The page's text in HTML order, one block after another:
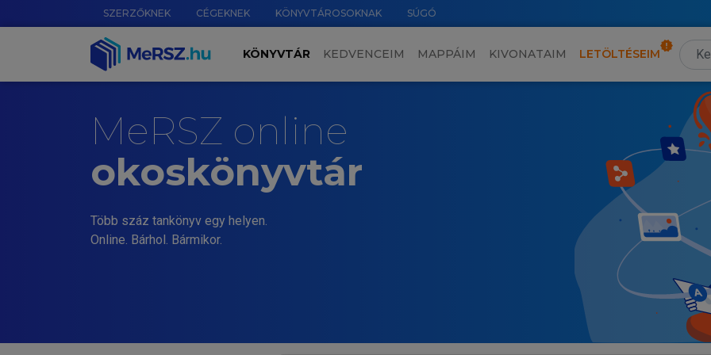
SZERZŐKNEK CÉGEKNEK KÖNYVTÁROSOKNAK SÚGÓ
KÖNYVTÁR KEDVENCEIM MAPPÁIM KIVONATAIM LETÖLTÉSEIM
MeRSZ online
okoskönyvtár
Több száz tankönyv egy helyen.
Online. Bárhol. Bármikor.